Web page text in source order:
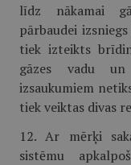
līdz nākamai
pārbaudei
tiek izteikts
gāzes vadu
izsaukumiem
tiek veiktas divas
12. Ar mērķi
sistēmu